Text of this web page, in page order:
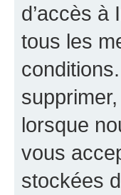
d’accès à
tous les
lorsque
vous
stockées